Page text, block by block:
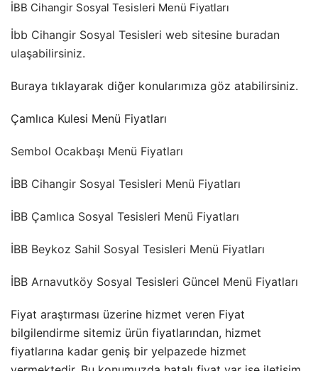
İBB Cihangir Sosyal Tesisleri Menü Fiyatları
İbb Cihangir Sosyal Tesisleri web sitesine buradan
ulaşabilirsiniz.
Buraya tıklayarak diğer konularımıza göz atabilirsiniz.
Çamlıca Kulesi Menü Fiyatları
Sembol Ocakbaşı Menü Fiyatları
İBB Cihangir Sosyal Tesisleri Menü Fiyatları
İBB Çamlıca Sosyal Tesisleri Menü Fiyatları
İBB Beykoz Sahil Sosyal Tesisleri Menü Fiyatları
İBB Arnavutköy Sosyal Tesisleri Güncel Menü Fiyatları
Fiyat araştırması üzerine hizmet veren Fiyat
bilgilendirme sitemiz ürün fiyatlarından, hizmet
fiyatlarına kadar geniş bir yelpazede hizmet